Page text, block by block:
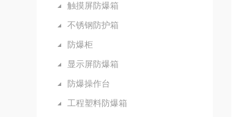
触摸屏防爆箱
不锈钢防护箱
防爆柜
显示屏防爆箱
防爆操作台
工程塑料防爆箱